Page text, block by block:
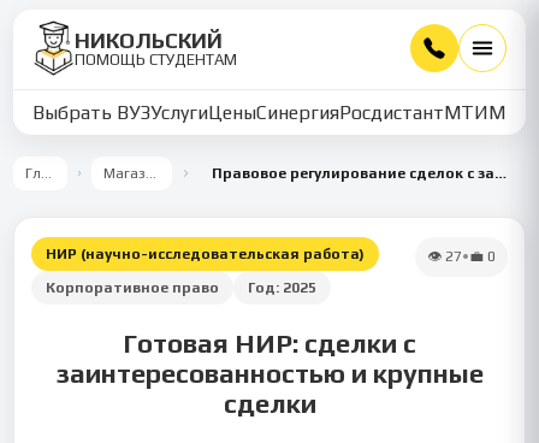
НИКОЛЬСКИЙ
ПОМОЩЬ СТУДЕНТАМ
Выбрать ВУЗУслугиЦеныСинергияРосдистантМТИММУ
Главная Магазин работ Правовое регулирование сделок с заинтересованностью и крупных сделок в хозяйственных обществах
НИР (научно-исследовательская работа)
Корпоративное право
Год: 2025
👁 27•💼 0
Готовая НИР: сделки с
заинтересованностью и крупные
сделки